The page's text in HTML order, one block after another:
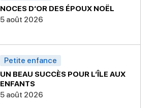
NOCES D’OR DES ÉPOUX NOËL
5 août 2026
Petite enfance
UN BEAU SUCCÈS POUR L’ÎLE AUX
ENFANTS
5 août 2026